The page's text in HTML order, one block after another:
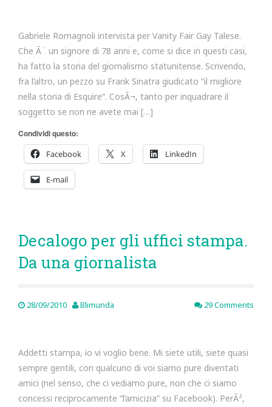
Gabriele Romagnoli intervista per Vanity Fair Gay Talese.
Che Ã¨ un signore di 78 anni e, come si dice in questi casi,
ha fatto la storia del giornalismo statunitense. Scrivendo,
fra l’altro, un pezzo su Frank Sinatra giudicato “il migliore
nella storia di Esquire“. CosÃ¬, tanto per inquadrare il
soggetto se non ne avete mai […]
Condividi questo:
Facebook
X LinkedIn
E-mail
Decalogo per gli uffici stampa.
Da una giornalista
28/09/2010 Blimunda 29 Comments
Addetti stampa, io vi voglio bene. Mi siete utili, siete quasi
sempre gentili, con qualcuno di voi siamo pure diventati
amici (nel senso, che ci vediamo pure, non che ci siamo
concessi reciprocamente “l’amicizia” su Facebook). PerÃ²,